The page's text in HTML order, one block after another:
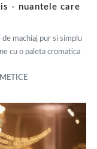
- nuantele care
machiaj pur si simplu
cu o paleta cromatica